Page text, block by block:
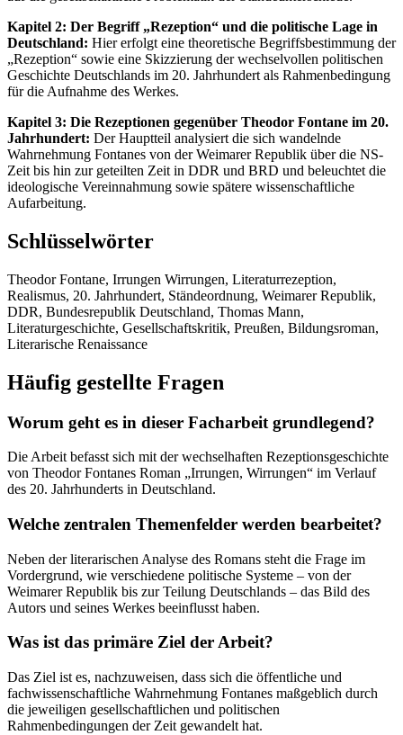
Kapitel 2: Der Begriff „Rezeption“ und die politische Lage in
Deutschland: Hier erfolgt eine theoretische Begriffsbestimmung der
„Rezeption“ sowie eine Skizzierung der wechselvollen politischen
Geschichte Deutschlands im 20. Jahrhundert als Rahmenbedingung
für die Aufnahme des Werkes.
Kapitel 3: Die Rezeptionen gegenüber Theodor Fontane im 20.
Jahrhundert: Der Hauptteil analysiert die sich wandelnde
Wahrnehmung Fontanes von der Weimarer Republik über die NS-
Zeit bis hin zur geteilten Zeit in DDR und BRD und beleuchtet die
ideologische Vereinnahmung sowie spätere wissenschaftliche
Aufarbeitung.
Schlüsselwörter
Theodor Fontane, Irrungen Wirrungen, Literaturrezeption,
Realismus, 20. Jahrhundert, Ständeordnung, Weimarer Republik,
DDR, Bundesrepublik Deutschland, Thomas Mann,
Literaturgeschichte, Gesellschaftskritik, Preußen, Bildungsroman,
Literarische Renaissance
Häufig gestellte Fragen
Worum geht es in dieser Facharbeit grundlegend?
Die Arbeit befasst sich mit der wechselhaften Rezeptionsgeschichte
von Theodor Fontanes Roman „Irrungen, Wirrungen“ im Verlauf
des 20. Jahrhunderts in Deutschland.
Welche zentralen Themenfelder werden bearbeitet?
Neben der literarischen Analyse des Romans steht die Frage im
Vordergrund, wie verschiedene politische Systeme – von der
Weimarer Republik bis zur Teilung Deutschlands – das Bild des
Autors und seines Werkes beeinflusst haben.
Was ist das primäre Ziel der Arbeit?
Das Ziel ist es, nachzuweisen, dass sich die öffentliche und
fachwissenschaftliche Wahrnehmung Fontanes maßgeblich durch
die jeweiligen gesellschaftlichen und politischen
Rahmenbedingungen der Zeit gewandelt hat.